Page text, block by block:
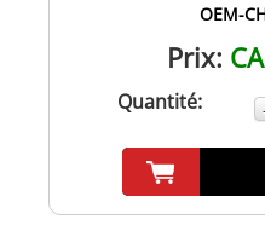
OEM-
Prix:
Quantité: